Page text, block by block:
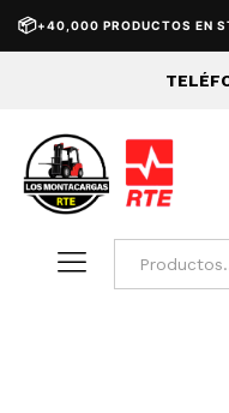
📦+40,000 PRODUCTOS EN